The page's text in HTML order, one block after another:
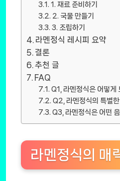
1. 재료 준비하기
2. 국물 만들기
3. 조립하기
라멘정식 레시피 요약
결론
추천 글
FAQ
Q1, 라멘정식은 어떻게
Q2, 라멘정식의 특별
Q3, 라멘정식은 어떤
라멘정식의 매